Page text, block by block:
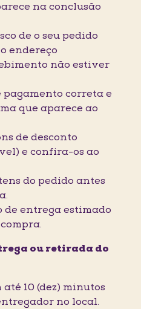
na conclusão
de o seu pedido
endereço
não estiver
correta e
que aparece ao
de desconto
e confira-os ao
do pedido antes
de entrega estimado
ou retirada do
10 (dez) minutos
no local.